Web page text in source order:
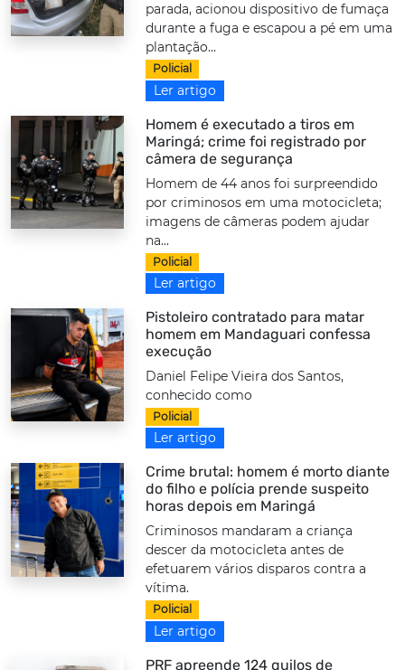
parada, acionou dispositivo de fumaça
durante a fuga e escapou a pé em uma
plantação...
Policial
Ler artigo
Homem é executado a tiros em
Maringá; crime foi registrado por
câmera de segurança
Homem de 44 anos foi surpreendido
por criminosos em uma motocicleta;
imagens de câmeras podem ajudar
na...
Policial
Ler artigo
Pistoleiro contratado para matar
homem em Mandaguari confessa
execução
Daniel Felipe Vieira dos Santos,
conhecido como
Policial
Ler artigo
Crime brutal: homem é morto diante
do filho e polícia prende suspeito
horas depois em Maringá
Criminosos mandaram a criança
descer da motocicleta antes de
efetuarem vários disparos contra a
vítima.
Policial
Ler artigo
PRF apreende 124 quilos de